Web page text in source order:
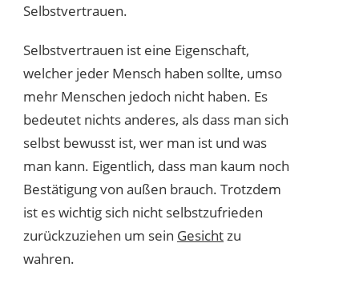
Selbstvertrauen.
Selbstvertrauen ist eine Eigenschaft,
welcher jeder Mensch haben sollte, umso
mehr Menschen jedoch nicht haben. Es
bedeutet nichts anderes, als dass man sich
selbst bewusst ist, wer man ist und was
man kann. Eigentlich, dass man kaum noch
Bestätigung von außen brauch. Trotzdem
ist es wichtig sich nicht selbstzufrieden
zurückzuziehen um sein Gesichtzu
wahren.